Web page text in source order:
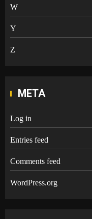
W
Y
Z
META
Log in
Entries feed
Comments feed
WordPress.org